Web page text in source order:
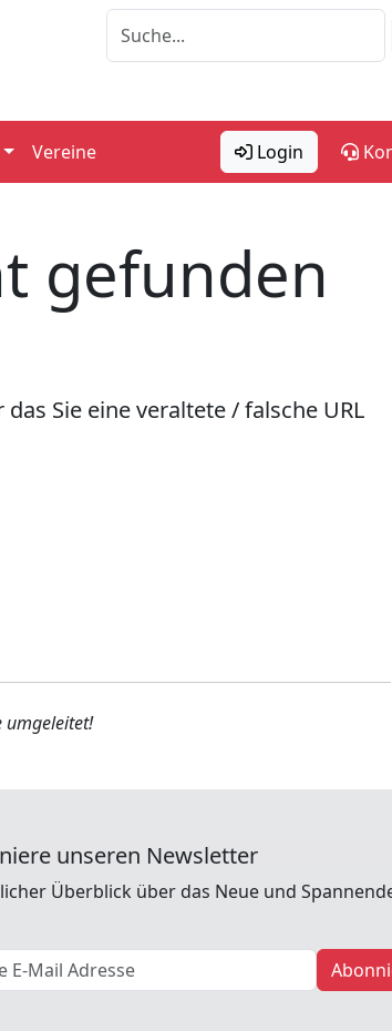
Vereine Login
gefunden
Sie eine veraltete / falsche URL
umgeleitet!
unseren Newsletter
Überblick über das Neue und